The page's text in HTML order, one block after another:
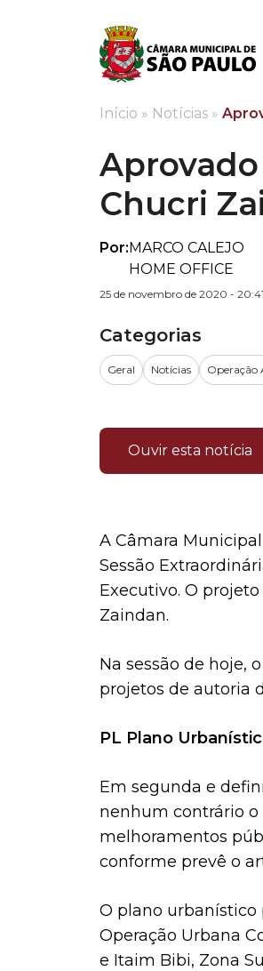
Aprovado PL
Início » Notícias »
Chucri
Por:MARCO CALEJO
HOME OFFICE
25 de novembro de 2020 - 20:41
Categorias
Geral Notícias Operação
Ouvir esta notícia
A Câmara
Sessão
Executivo. O
Zaindan.
Na sessão de hoje,
projetos de autoria
PL Plano
Em segunda e
nenhum contrário
melhoramentos
conforme prevê o
O plano urbanístico
Operação Urbana
e Itaim Bibi, Zona